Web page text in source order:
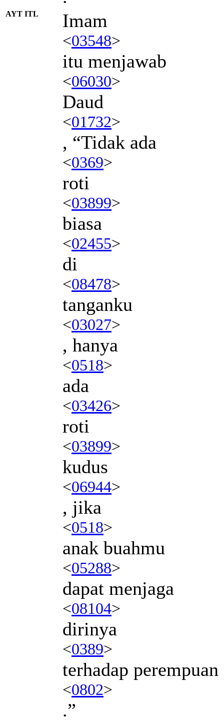
AYT ITL Imam
<03548>
itu menjawab
<06030>
Daud
<01732>
, “Tidak ada
<0369>
roti
<03899>
biasa
<02455>
di
<08478>
tanganku
<03027>
, hanya
<0518>
ada
<03426>
roti
<03899>
kudus
<06944>
, jika
<0518>
anak buahmu
<05288>
dapat menjaga
<08104>
dirinya
<0389>
terhadap perempuan
<0802>
.”